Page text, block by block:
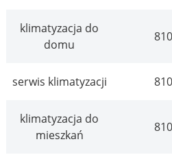
klimatyzacja do
domu
serwis klimatyzacji
klimatyzacja do
mieszkań